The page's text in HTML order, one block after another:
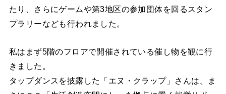
たり、さらにゲームや第3地区の参加団体を回るスタン
プラリーなども行われました。
私はまず5階のフロアで開催されている催し物を観に行
きました。
タップダンスを披露した「エヌ・クラップ」さんは、ま